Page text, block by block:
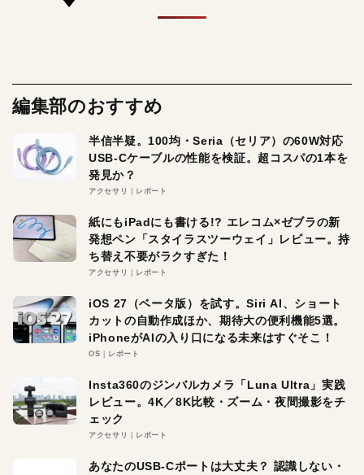
編集部のおすすめ
半信半疑。100均・Seria（セリア）の60W対応
USB-Cケーブルの性能を検証。超コスパの1本を
発見か？
アクセサリ レポート
紙にもiPadにも書ける!? エレコム×ゼブラの新
発想ペン「スタイラスツーウェイ」レビュー。持
ち替え不要がラクすぎた！
アクセサリ レポート
iOS 27（ベータ版）を試す。Siri AI、ショート
カットの自動作成ほか、期待大の便利機能5選。
iPhoneがAIの入り口になる未来はすぐそこ！
OS レポート
Insta360のジンバルカメラ「Luna Ultra」実践
レビュー。4K／8K比較・ズーム・夜間撮影をチ
ェック
アクセサリ レポート
あなたのUSB-Cポートは大丈夫？ 認識しない・